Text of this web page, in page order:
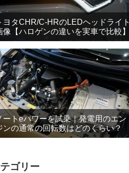
ヨタCHR/C-HRのLEDヘッドライト
像【ハロゲンの違いを実車で比較】
ートeパワーを試乗｜発電用のエン
ンの通常の回転数はどのくらい？
ゴリー